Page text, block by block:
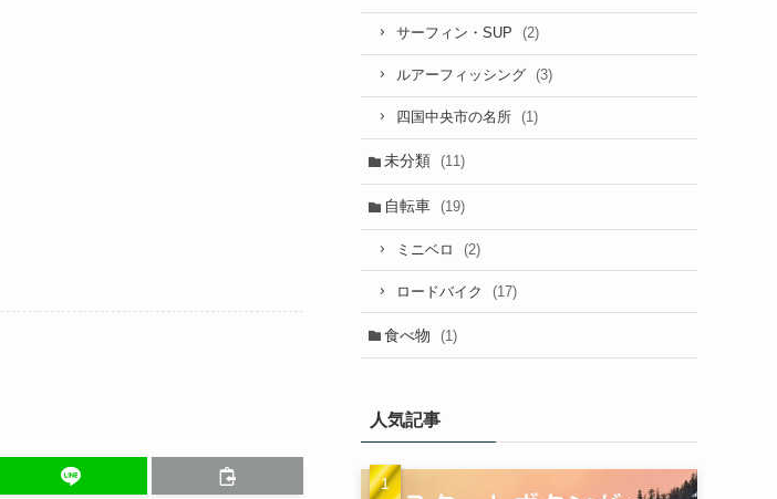
サーフィン・SUP (2)
ルアーフィッシング (3)
四国中央市の名所 (1)
未分類 (11)
自転車 (19)
ミニベロ (2)
ロードバイク (17)
食べ物 (1)
人気記事